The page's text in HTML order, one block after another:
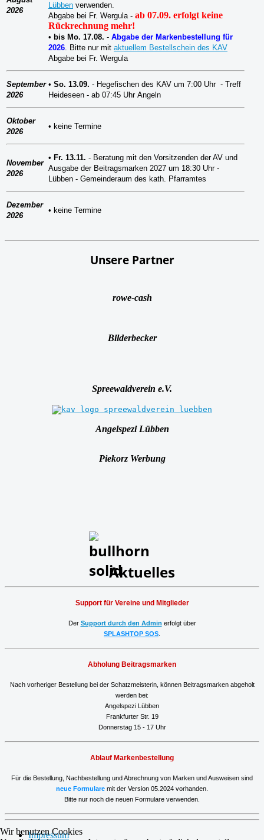
2026
Lübben verwenden.
Abgabe bei Fr. Wergula - ab 07.09. erfolgt keine
Rückrechnung mehr!
• bis Mo. 17.08. - Abgabe der Markenbestellung für
2026 . Bitte nur mit aktuellem Bestellschein des KAV
Abgabe bei Fr. Wergula
September
2026
• So. 13.09. - Hegefischen des KAV um 7:00 Uhr - Treff
Heideseen - ab 07:45 Uhr Angeln
Oktober
2026
• keine Termine
November
2026
• Fr. 13.11. - Beratung mit den Vorsitzenden der AV und
Ausgabe der Beitragsmarken 2027 um 18:30 Uhr -
Lübben - Gemeinderaum des kath. Pfarramtes
Dezember
2026
• keine Termine
Unsere Partner
rowe-cash
Bilderbecker
Spreewaldverein e.V.
Angelspezi Lübben
Piekorz Werbung
Aktuelles
Support für Vereine und Mitglieder
Der Support durch den Admin erfolgt über
SPLASHTOP SOS
Abholung Beitragsmarken
Nach vorheriger Bestellungbei der Schatzmeisterin, können Beitragsmarken abgeholt
werden bei:
Angelspezi Lübben
Frankfurter Str. 19
Donnerstag 15 - 17 Uhr
Ablauf Markenbestellung
Für die Bestellung, Nachbestellung und Abrechnung von Marken und Ausweisen sind
neue Formulare mit der Version 05.2024 vorhanden.
Bitte nur noch die neuen Formulare verwenden.
Impressum
Wir benutzen Cookies